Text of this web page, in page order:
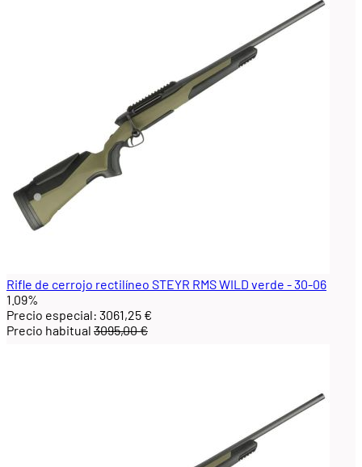
Rifle de cerrojo rectilíneo STEYR RMS WILD verde - 30-06
1.09%
Precio especial: 3061,25 €
Precio habitual 3095,00 €